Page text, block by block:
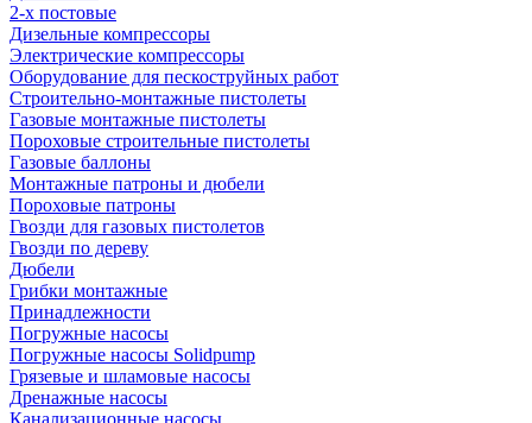
2-х постовые
Дизельные компрессоры
Электрические компрессоры
Оборудование для пескоструйных работ
Строительно-монтажные пистолеты
Газовые монтажные пистолеты
Пороховые строительные пистолеты
Газовые баллоны
Монтажные патроны и дюбели
Пороховые патроны
Гвозди для газовых пистолетов
Гвозди по дереву
Дюбели
Грибки монтажные
Принадлежности
Погружные насосы
Погружные насосы Solidpump
Грязевые и шламовые насосы
Дренажные насосы
Канализационные насосы